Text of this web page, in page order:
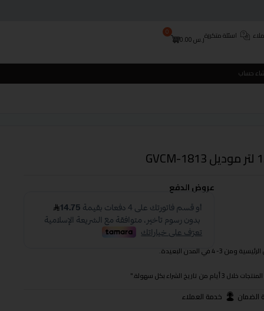
اسئلة متكررةر.س0.00
0
حساب
عروض الدفع
المدن البعيدة.
الشراء بكل سهولة."
الضمان خدمة العملاء